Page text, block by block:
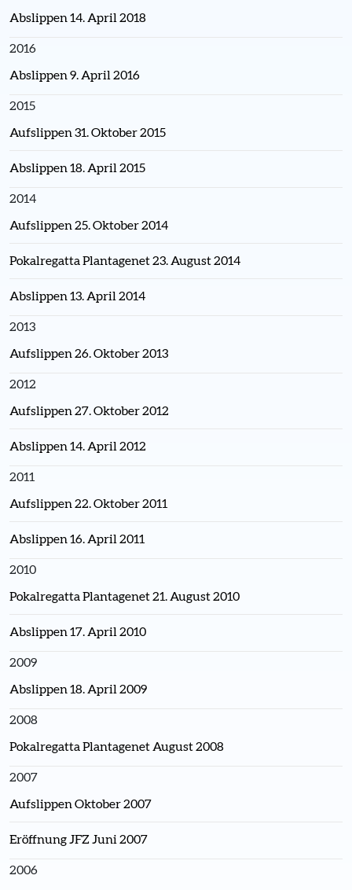
Abslippen 14. April 2018
2016
Abslippen 9. April 2016
2015
Aufslippen 31. Oktober 2015
Abslippen 18. April 2015
2014
Aufslippen 25. Oktober 2014
Pokalregatta Plantagenet 23. August 2014
Abslippen 13. April 2014
2013
Aufslippen 26. Oktober 2013
2012
Aufslippen 27. Oktober 2012
Abslippen 14. April 2012
2011
Aufslippen 22. Oktober 2011
Abslippen 16. April 2011
2010
Pokalregatta Plantagenet 21. August 2010
Abslippen 17. April 2010
2009
Abslippen 18. April 2009
2008
Pokalregatta Plantagenet August 2008
2007
Aufslippen Oktober 2007
Eröffnung JFZ Juni 2007
2006